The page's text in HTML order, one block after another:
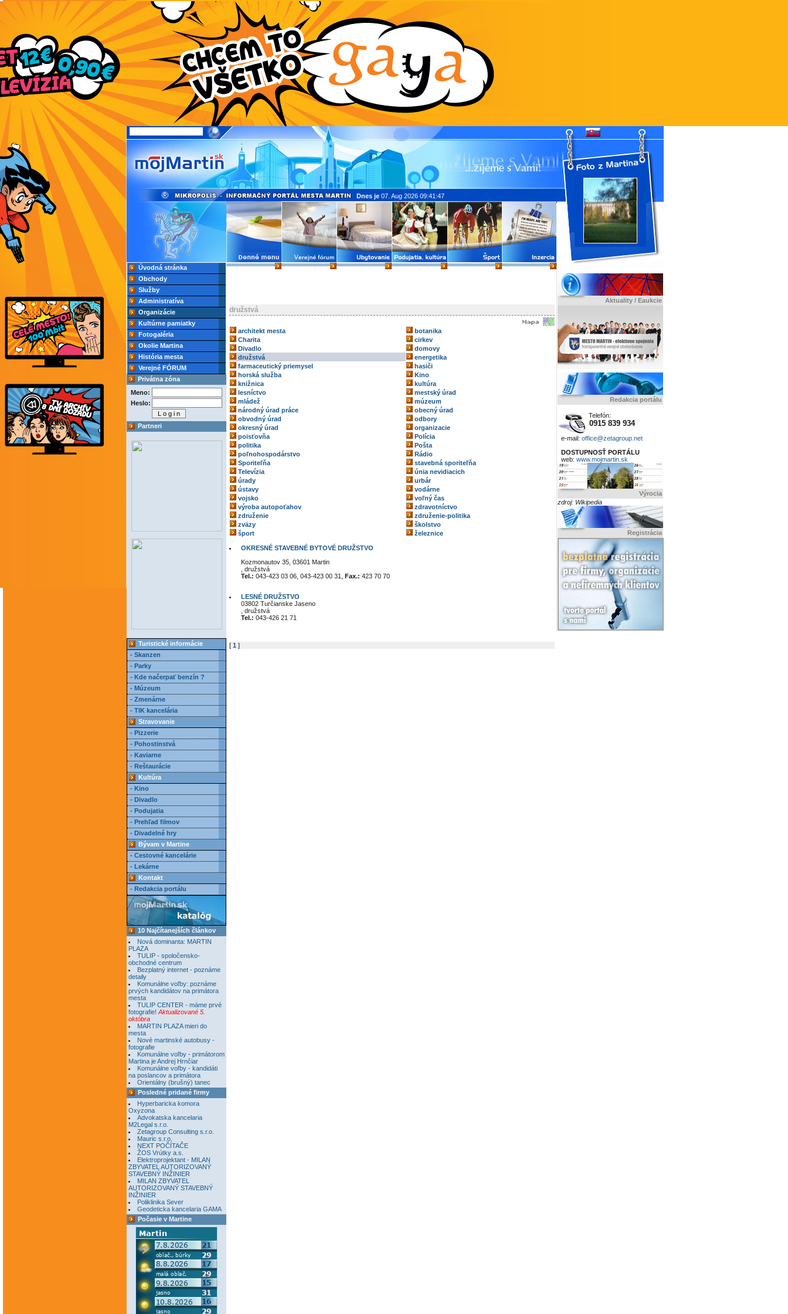
Úvodná stránka
Obchody
Služby
Administratíva
Organizácie
Kultúrne pamiatky
Fotogaléria
Okolie Martina
História mesta
Verejné FÓRUM
Privátna zóna
Meno:
Heslo:
Partneri
Turistické informácie
- Skanzen
- Parky
- Kde načerpať benzín ?
- Múzeum
- Zmenárne
- TIK kancelária
Stravovanie
- Pizzerie
- Pohostinstvá
- Kaviarne
- Reštaurácie
Kultúra
- Kino
- Divadlo
- Podujatia
- Prehľad filmov
- Divadelné hry
Bývam v Martine
- Cestovné kancelárie
- Lekárne
Kontakt
- Redakcia portálu
10 Najčítanejších článkov
Nová dominanta: MARTIN
PLAZA
TULIP - spoločensko-
obchodné centrum
Bezplatný internet - poznáme
detaily
Komunálne voľby: poznáme
prvých kandidátov na primátora
mesta
TULIP CENTER - máme prvé
fotografie! Aktualizované 5.
októbra
MARTIN PLAZA mieri do
mesta
Nové martinské autobusy -
fotografie
Komunálne voľby - primátorom
Martina je Andrej Hrnčiar
Komunálne voľby - kandidáti
na poslancov a primátora
Orientálny (brušný) tanec
Posledné pridané firmy
Hyperbaricka komora
Oxyzona
Advokatska kancelaria
M2Legal s.r.o.
Zetagroup Consulting s.r.o.
Mauric s.r.o.
NEXT POČÍTAČE
ŽOS Vrútky a.s.
Elektroprojektant - MILAN
ZBYVATEL AUTORIZOVANÝ
STAVEBNÝ INŽINIER
MILAN ZBYVATEL
AUTORIZOVANÝ STAVEBNÝ
INŽINIER
Poliklinika Sever
Geodeticka kancelaria GAMA
Počasie v Martine
Aktuality / Eaukcie
Redakcia portálu
Telefón:
0915 839 934
e-mail: office@zetagroup.net
DOSTUPNOSŤ PORTÁLU
web: www.mojmartin.sk
Výrocia
zdroj: Wikipedia
Registrácia
Dnes je 07. Aug 2026 09:41:47
družstvá
architekt mesta
botanika
Charita
cirkev
Divadlo
domovy
družstvá
energetika
farmaceutický priemysel
hasiči
horská služba
Kino
knižnica
kultúra
lesníctvo
mestský úrad
mládež
múzeum
národný úrad práce
obecný úrad
obvodný úrad
odbory
okresný úrad
organizacie
poisťovňa
Polícia
politika
Pošta
poľnohospodárstvo
Rádio
Sporiteľňa
stavebná sporiteľňa
Televízia
únia nevidiacich
úrady
urbár
ústavy
vodárne
vojsko
voľný čas
výroba autopoťahov
zdravotníctvo
združenie
združenie-politika
zväzy
školstvo
šport
železnice
OKRESNÉ STAVEBNÉ BYTOVÉ DRUŽSTVO
Kozmonautov 35, 03601 Martin
, družstvá
Tel.: 043-423 03 06, 043-423 00 31, Fax.: 423 70 70
LESNÉ DRUŽSTVO
03802 Turčianske Jaseno
, družstvá
Tel.: 043-426 21 71
[ 1 ]